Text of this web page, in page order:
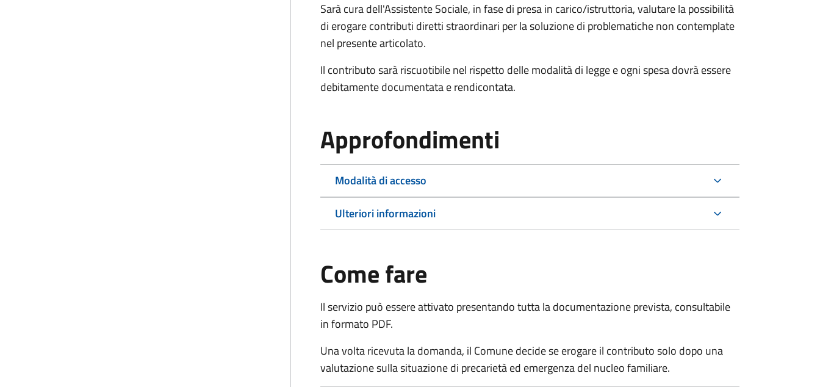
Sarà cura dell'Assistente Sociale, in fase di presa in carico/istruttoria, valutare la possibilità
di erogare contributi diretti straordinari per la soluzione di problematiche non contemplate
nel presente articolato.
Il contributo sarà riscuotibile nel rispetto delle modalità di legge e ogni spesa dovrà essere
debitamente documentata e rendicontata.
Approfondimenti
Modalità di accesso
Ulteriori informazioni
Come fare
Il servizio può essere attivato presentando tutta la documentazione prevista, consultabile
in formato PDF.
Una volta ricevuta la domanda, il Comune decide se erogare il contributo solo dopo una
valutazione sulla situazione di precarietà ed emergenza del nucleo familiare.